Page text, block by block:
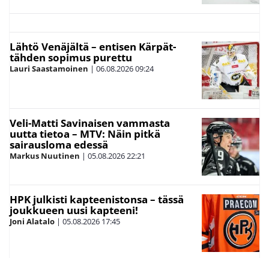
Lähtö Venäjältä – entisen Kärpät-
tähden sopimus purettu
Lauri Saastamoinen | 06.08.202609:24
Veli-Matti Savinaisen vammasta
uutta tietoa – MTV: Näin pitkä
sairausloma edessä
Markus Nuutinen | 05.08.202622:21
HPK julkisti kapteenistonsa – tässä
joukkueen uusi kapteeni!
Joni Alatalo | 05.08.2026 17:45